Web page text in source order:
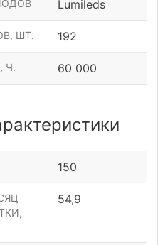
Lumileds
ШТ. 192
Ч. 60 000
150
54,9